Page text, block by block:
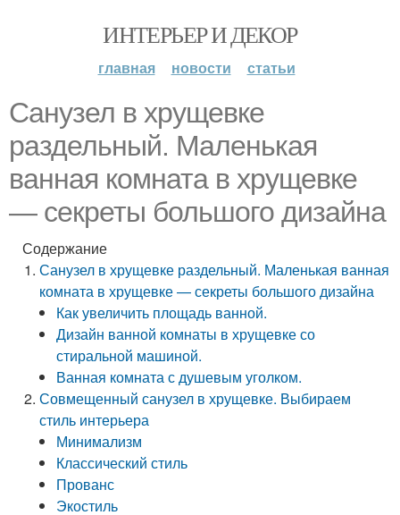
ИНТЕРЬЕР И ДЕКОР
главная новости статьи
Санузел в хрущевке
раздельный. Маленькая
ванная комната в хрущевке
— секреты большого дизайна
Содержание
Санузел в хрущевке раздельный. Маленькая ванная
комната в хрущевке — секреты большого дизайна
Как увеличить площадь ванной.
Дизайн ванной комнаты в хрущевке со
стиральной машиной.
Ванная комната с душевым уголком.
Совмещенный санузел в хрущевке. Выбираем
стиль интерьера
Минимализм
Классический стиль
Прованс
Экостиль